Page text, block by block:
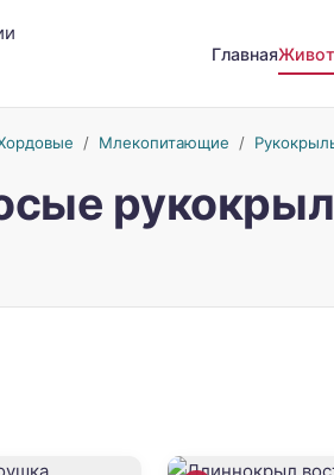
Главная
/ Млекопитающие /